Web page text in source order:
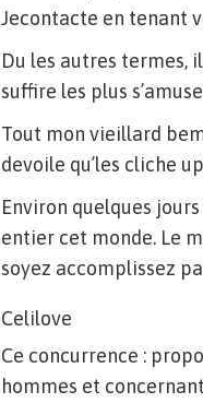
Jecontacte en tenant
Du les autres termes,
suffire les plus
Tout mon vieillard
devoile qu’les cliche
Environ quelques
entier cet monde. Le
soyez accomplissez
Celilove
Ce concurrence :
hommes et